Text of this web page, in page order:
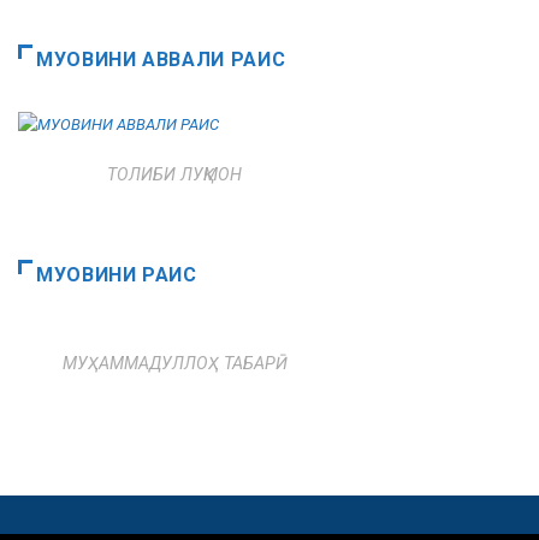
МУОВИНИ АВВАЛИ РАИС
ТОЛИБИ ЛУҚМОН
МУОВИНИ РАИС
МУҲАММАДУЛЛОҲ ТАБАРӢ